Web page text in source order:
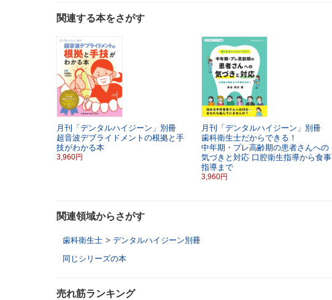
関連する本をさがす
月刊「デンタルハイジーン」別冊
超音波デブライドメントの根拠と手
技がわかる本
3,960円
月刊「デンタルハイジーン」別冊
歯科衛生士だからできる！
中年期・プレ高齢期の患者さんへの
気づきと対応 口腔衛生指導から食事
指導まで
3,960円
関連領域からさがす
歯科衛生士 > デンタルハイジーン別冊
同じシリーズの本
売れ筋ランキング